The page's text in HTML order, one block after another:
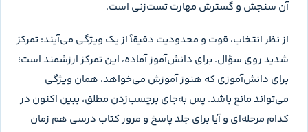
است ابتدا تست‌های ضروری و معمولی حل شوند و پینوکیوپلاس به
کتاب به‌عنوان تنها منبع ممکن است باعث شود زمان زیادی روی
سؤال‌های سنگین بماند و آموزش اصلی عقب بیفتد.
در جمع‌بندی کوتاه‌مدت هم نباید از ابتدا تا انتهای ۵۰۲۳ تست را
هدف بگذاری. از علامت‌های ضروری، دفتر خطا، آزمون‌های جامع و